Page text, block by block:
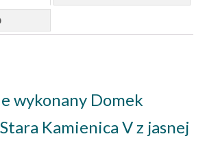
wykonany Domek
Kamienica V z jasnej